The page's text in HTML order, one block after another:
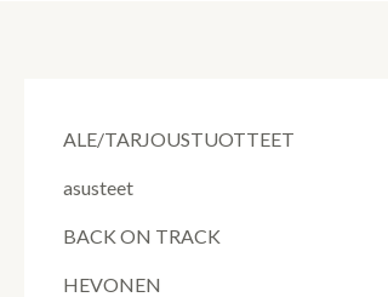
ALE/TARJOUSTUOTTEET
asusteet
BACK ON TRACK
HEVONEN